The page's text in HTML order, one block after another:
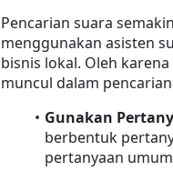
Pencarian suara
menggunakan asisten
bisnis lokal. Oleh
muncul dalam
Gunakan
berbentuk
pertanyaan